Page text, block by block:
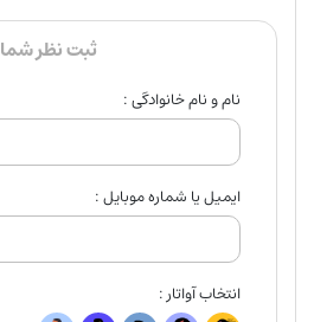
ثبت نظر شما
نام و نام خانوادگی :
ایمیل یا شماره موبایل :
انتخاب آواتار :